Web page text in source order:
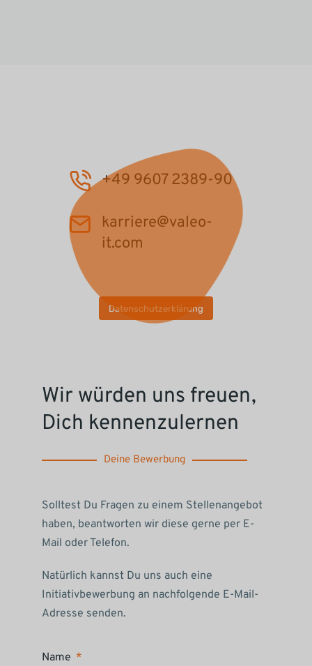
+49 9607 2389-90
karriere@valeo-
it.com
Datenschutzerklärung
Wir würden uns freuen,
Dich kennenzulernen
Deine Bewerbung
Solltest Du Fragen zu einem Stellenangebot
haben, beantworten wir diese gerne per E-
Mail oder Telefon.
Natürlich kannst Du uns auch eine
Initiativbewerbung an nachfolgende E-Mail-
Adresse senden.
Name